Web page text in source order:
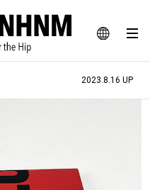
JA
EN
SNAP
ライフスタイルWEBマガジン
着サミット
2023.8.16 UP